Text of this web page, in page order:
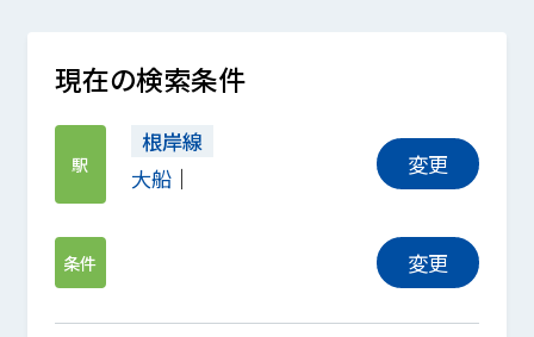
現在の検索条件
駅
根岸線
大船
変更
条件 変更